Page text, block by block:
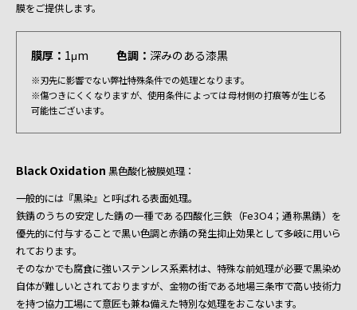
膜をご提供します。
膜厚： 1μm 色調： 深みのある漆黒
※刃先に影響でない弊社特殊条件での処理となります。
※傷つきにくくなりますが、使用条件によっては母材側の打痕等が生じる
可能性ございます。
Black Oxidation 黒色酸化被膜処理：
一般的には『黒染』と呼ばれる表面処理。
鉄錆のうちの安定した錆の一種である四酸化三鉄（Fe3O4；通称黒錆）を
優先的に付与することで黒い色調と赤錆の発生抑止効果として多岐に用いら
れております。
そのなかでも腐食に強いステンレス系素材は、特殊な前処理が必要で黒染め
自体が難しいとされておりますが、金物の街である地場三条市で高い技術力
を持つ協力工場にて意匠も兼ね備えた特別な処理をおこないます。